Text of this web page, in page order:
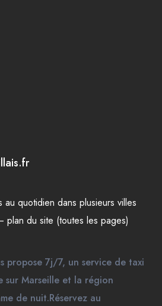
au quotidien dans plusieurs villes
plan du site (toutes les pages)
propose 7j/7, un service de taxi
Marseille et la région
de nuit.Réservez au